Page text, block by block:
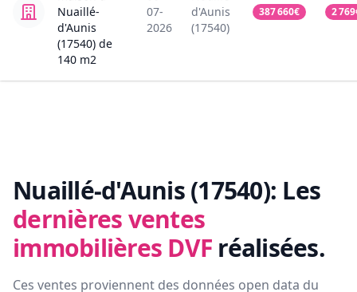
Nuaillé-
d'Aunis
(17540) de
140 m2
07-
2026
d'Aunis
(17540)
387 660€ 2 769
Nuaillé-d'Aunis (17540): Les
dernières ventes
immobilières DVF réalisées.
Ces ventes proviennent des données open data du